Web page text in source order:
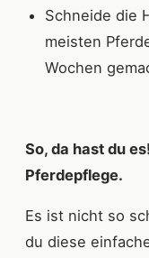
Schneide die
meisten
Wochen
So, da hast du
Pferdepflege.
Es ist nicht so
du diese